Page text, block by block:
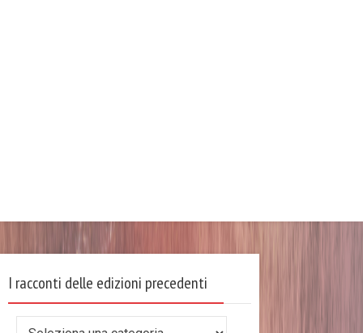
I racconti delle edizioni precedenti